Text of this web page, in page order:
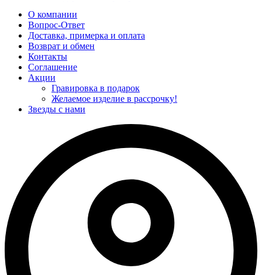
О компании
Вопрос-Ответ
Доставка, примерка и оплата
Возврат и обмен
Контакты
Соглашение
Акции
Гравировка в подарок
Желаемое изделие в рассрочку!
Звезды с нами